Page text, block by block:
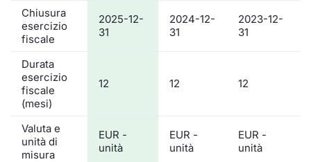
Chiusura
esercizio
fiscale
2025-12-
31
2024-12-
31
2023-12-
31
Durata
esercizio
fiscale
(mesi)
12 12 12
Valuta e
unità di
misura
EUR -
unità
EUR -
unità
EUR -
unità